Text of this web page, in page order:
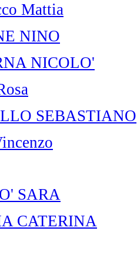
Mattia
NINO
NICOLO'
SEBASTIANO
SARA
CATERINA